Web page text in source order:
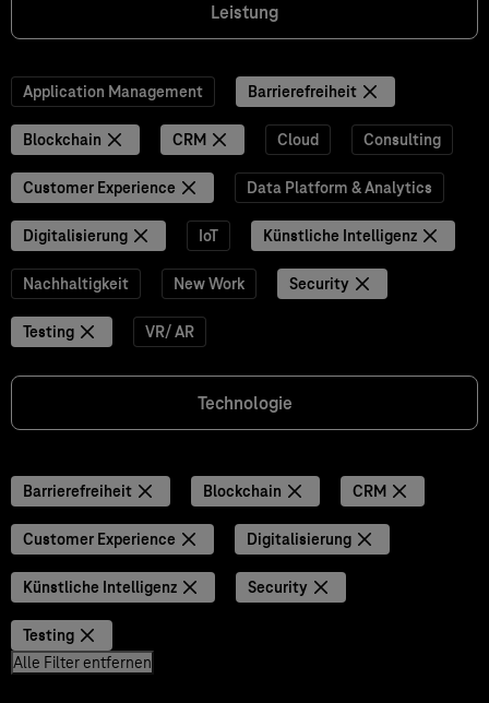
Leistung
Application Management Barrierefreiheit
Blockchain CRM Cloud Consulting
Customer Experience Data Platform & Analytics
Digitalisierung IoT Künstliche Intelligenz
Nachhaltigkeit New Work Security
Testing VR/ AR
Technologie
Barrierefreiheit Blockchain CRM
Customer Experience Digitalisierung
Künstliche Intelligenz Security
Testing
Alle Filter entfernen